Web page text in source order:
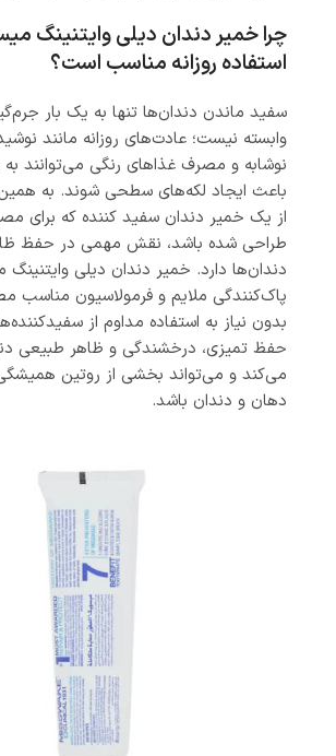
چرا خمیر دندان دیلی وایتنینگ
استفاده روزانه مناسب است؟
سفید ماندن دندان‌ها تنها به یک بار
وابسته نیست؛ عادت‌های روزانه مانند
نوشابه و مصرف غذاهای رنگی می‌توانند به
باعث ایجاد لکه‌های سطحی شوند. به همین
از یک خمیر دندان سفید کننده که برای
طراحی شده باشد، نقش مهمی در حفظ
دندان‌ها دارد. خمیر دندان دیلی
پاک‌کنندگی ملایم و فرمولاسیون مناسب
بدون نیاز به استفاده مداوم از
حفظ تمیزی، درخشندگی و ظاهر طبیعی
می‌کند و می‌تواند بخشی از روتین
دهان و دندان باشد.